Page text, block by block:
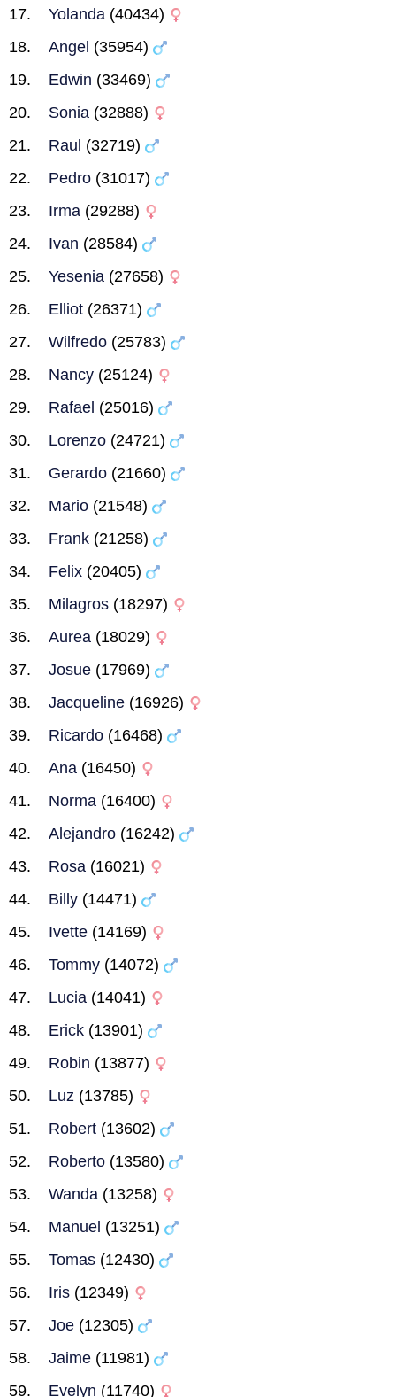
Yolanda (40434)
Angel (35954)
Edwin (33469)
Sonia (32888)
Raul (32719)
Pedro (31017)
Irma (29288)
Ivan (28584)
Yesenia (27658)
Elliot (26371)
Wilfredo (25783)
Nancy (25124)
Rafael (25016)
Lorenzo (24721)
Gerardo (21660)
Mario (21548)
Frank (21258)
Felix (20405)
Milagros (18297)
Aurea (18029)
Josue (17969)
Jacqueline (16926)
Ricardo (16468)
Ana (16450)
Norma (16400)
Alejandro (16242)
Rosa (16021)
Billy (14471)
Ivette (14169)
Tommy (14072)
Lucia (14041)
Erick (13901)
Robin (13877)
Luz (13785)
Robert (13602)
Roberto (13580)
Wanda (13258)
Manuel (13251)
Tomas (12430)
Iris (12349)
Joe (12305)
Jaime (11981)
Evelyn (11740)